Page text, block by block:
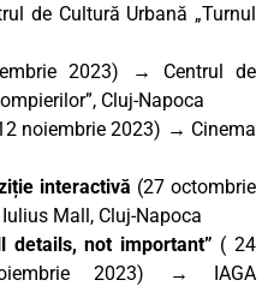
de Cultură Urbană „Turnul
2023) → Centrul de
Cluj-Napoca
noiembrie 2023) → Cinema
interactivă (27 octombrie
Mall, Cluj-Napoca
details, not important” ( 24
2023) → IAGA